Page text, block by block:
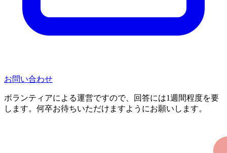
お問い合わせ
ボランティアによる運営ですので、回答には1週間程度を要
します。何卒お待ちいただけますようにお願いします。